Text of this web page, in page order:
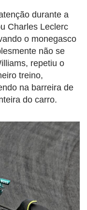
durante a
Charles Leclerc
o monegasco
não se
repetiu o
treino,
na barreira de
do carro.